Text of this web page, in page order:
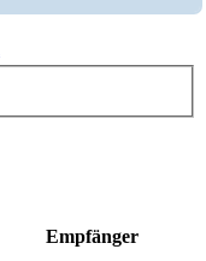
Empfänger